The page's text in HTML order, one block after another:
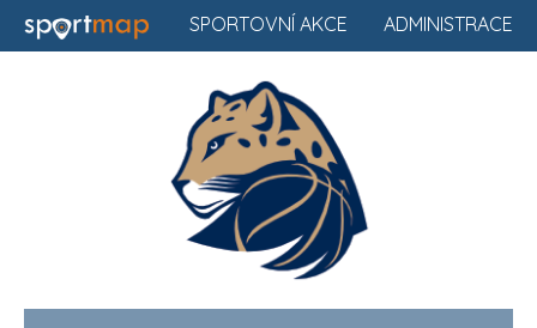
ADMINISTRACE
SPORTOVNÍ AKCE